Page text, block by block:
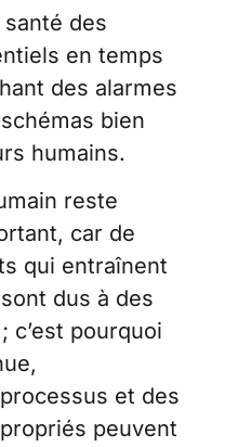
santé des
en temps
des alarmes
bien
humains.
reste
car de
qui entraînent
dus à des
c’est pourquoi
et des
peuvent